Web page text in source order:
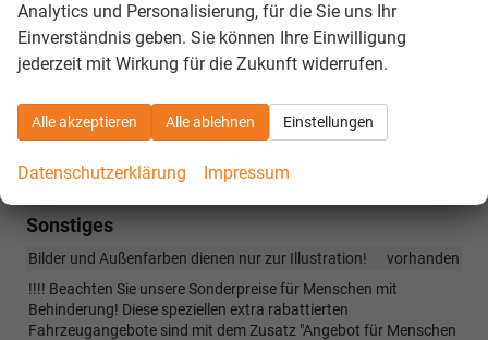
Top-LED-Rückleuchten mit animierten Blinkleuchten
vorhanden
KESSY mit Alarm – schlüsselloses Ent-/Verriegeln und Starten
Reserverad (Stahlfelge, Notrad) (nicht i.V. mit iV Plug-In-Hybrid)
Sonstiges
Bilder und Außenfarben dienen nur zur Illustration!
vorhanden
!!!! Beachten Sie unsere Sonderpreise für Menschen mit
Behinderung! Diese speziellen extra rabattierten
Fahrzeugangebote sind mit dem Zusatz "Angebot für Menschen
Analytics und Personalisierung, für die Sie uns Ihr
Einverständnis geben. Sie können Ihre Einwilligung
jederzeit mit Wirkung für die Zukunft widerrufen.
Alle akzeptieren Alle ablehnen Einstellungen
Datenschutzerklärung Impressum